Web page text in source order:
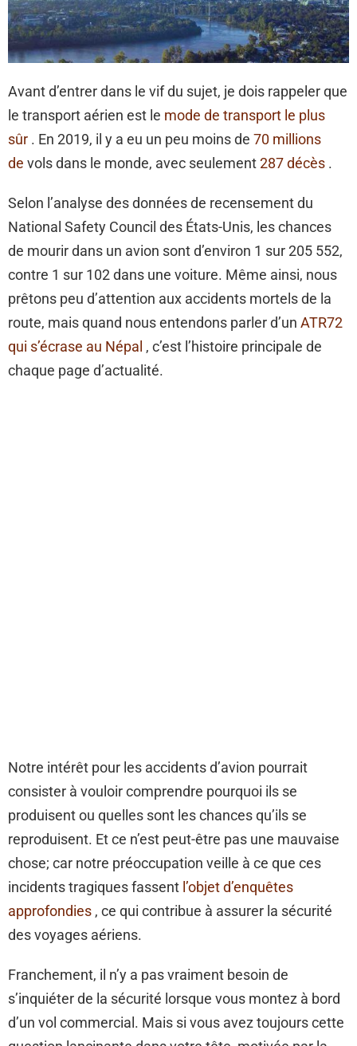
Avant d’entrer dans le vif du sujet, je dois rappeler que
le transport aérien est le mode de transport le plus
sûr . En 2019, il y a eu un peu moins de 70 millions
de vols dans le monde, avec seulement287 décès .
Selon l’analyse des données de recensement du
National Safety Council des États-Unis, les chances
de mourir dans un avion sont d’environ 1 sur 205 552,
contre 1 sur 102 dans une voiture. Même ainsi, nous
prêtons peu d’attention aux accidents mortels de la
route, mais quand nous entendons parler d’un ATR72
qui s’écrase au Népal , c’est l’histoire principale de
chaque page d’actualité.
Notre intérêt pour les accidents d’avion pourrait
consister à vouloir comprendre pourquoi ils se
produisent ou quelles sont les chances qu’ils se
reproduisent. Et ce n’est peut-être pas une mauvaise
chose; car notre préoccupation veille à ce que ces
incidents tragiques fassent l’objet d’enquêtes
approfondies , ce qui contribue à assurer la sécurité
des voyages aériens.
Franchement, il n’y a pas vraiment besoin de
s’inquiéter de la sécurité lorsque vous montez à bord
d’un vol commercial. Mais si vous avez toujours cette